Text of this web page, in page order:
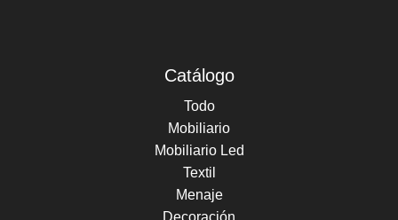
Catálogo
Todo
Mobiliario
Mobiliario Led
Textil
Menaje
Decoración